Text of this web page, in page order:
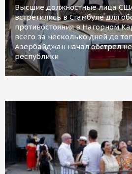
Высшие должностные лица
встретились в Стамбуле для
противостояния в Нагорном
всего за несколько дней до
Азербайджан начал обстрел
республики